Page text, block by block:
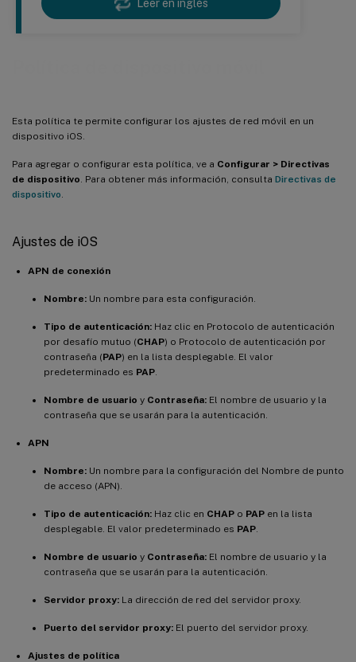
Leer en inglés
Esta política te permite configurar los ajustes de red móvil en un
dispositivo iOS.
Para agregar o configurar esta política, ve a Configurar > Directivas
de dispositivo . Para obtener más información, consulta Directivas de
dispositivo
Ajustes de iOS
APN de conexión
Nombre: Un nombre para esta configuración.
Tipo de autenticación: Haz clic en Protocolo de autenticación
por desafío mutuo (CHAP) o Protocolo de autenticación por
contraseña (PAP) en la lista desplegable. El valor
predeterminado es PAP
Nombre de usuario y Contraseña: El nombre de usuario y la
contraseña que se usarán para la autenticación.
APN
Nombre: Un nombre para la configuración del Nombre de punto
de acceso (APN).
Tipo de autenticación: Haz clic en CHAP o PAP en la lista
desplegable. El valor predeterminado es PAP
Nombre de usuario y Contraseña: El nombre de usuario y la
contraseña que se usarán para la autenticación.
Servidor proxy: La dirección de red del servidor proxy.
Puerto del servidor proxy: El puerto del servidor proxy.
Ajustes de política